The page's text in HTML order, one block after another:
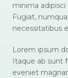
minima
Fugiat,
necessitatibus
Lorem ipsum
Itaque ab sunt
eveniet